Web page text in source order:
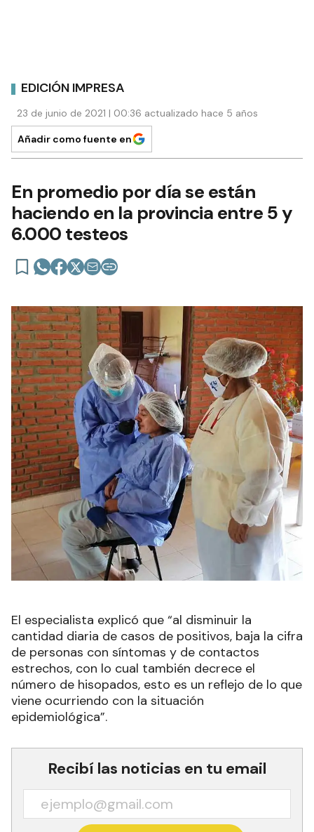
EDICIÓN IMPRESA
23 de junio de 2021 | 00:36 actualizado hace 5 años
Añadir como fuente en
En promedio por día se están
haciendo en la provincia entre 5 y
6.000 testeos
El especialista explicó que “al disminuir la
cantidad diaria de casos de positivos, baja la cifra
de personas con síntomas y de contactos
estrechos, con lo cual también decrece el
número de hisopados, esto es un reflejo de lo que
viene ocurriendo con la situación
epidemiológica”.
Recibí las noticias en tu email